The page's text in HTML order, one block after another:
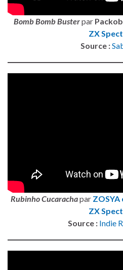
Bomb Bomb Busterpar
ZX
Source :
Rubinho Cucarachapar
ZX
Source : Indie